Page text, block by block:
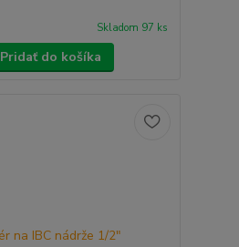
Skladom 97 ks
Pridať do košíka